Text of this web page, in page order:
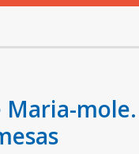
Maria-